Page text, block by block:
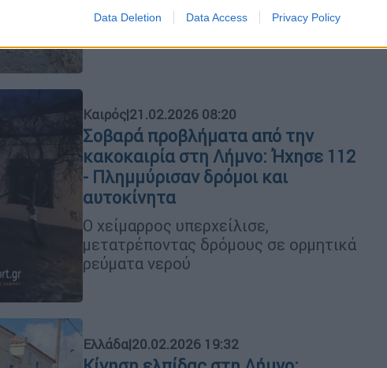
Data Deletion Data Access Privacy Policy
Προβλήματα και σε όλη την Δυτική
Καιρός|21.02.2026 08:20
Σοβαρά προβλήματα από την
κακοκαιρία στη Λήμνο: Ήχησε 112
- Πλημμύρισαν δρόμοι και
αυτοκίνητα
O χείμαρρος υπερχείλισε,
μετατρέποντας δρόμους σε ορμητικά
ρεύματα νερού
Ελλάδα|20.02.2026 19:32